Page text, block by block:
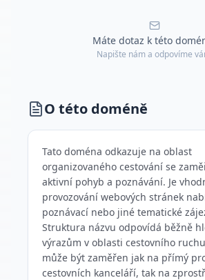
Máte dotaz k této
Napište nám a odpovíme
O této doméně
Tato doména odkazuje na oblast
organizovaného cestování se
aktivní pohyb a poznávání. Je
provozování webových stránek
poznávací nebo jiné tematické
Struktura názvu odpovídá běžně
výrazům v oblasti cestovního
může být zaměřen jak na přímý
cestovních kanceláří, tak na